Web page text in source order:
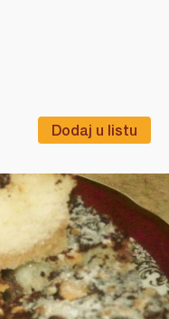
Dodaj u listu